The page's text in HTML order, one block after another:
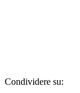
Condividere su: